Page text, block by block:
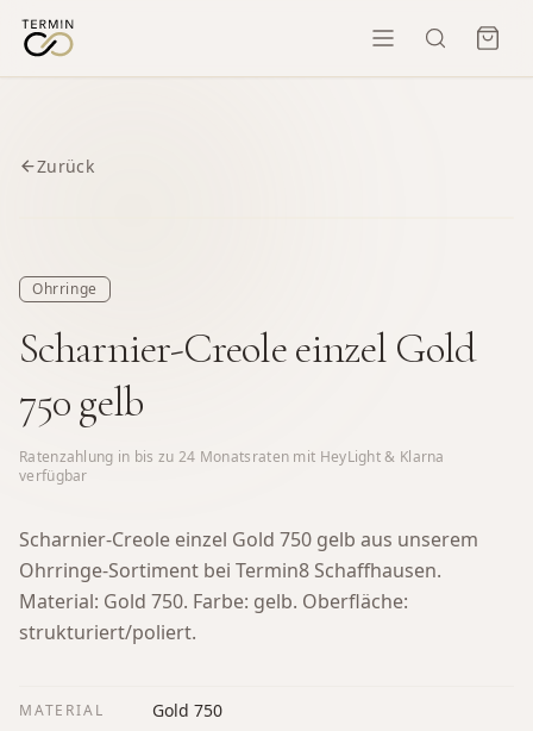
Zurück
Ohrringe
Scharnier-Creole einzel Gold
750 gelb
Ratenzahlung in bis zu 24 Monatsraten mit HeyLight & Klarna
verfügbar
Scharnier-Creole einzel Gold 750 gelb aus unserem
Ohrringe-Sortiment bei Termin8 Schaffhausen.
Material: Gold 750. Farbe: gelb. Oberfläche:
strukturiert/poliert.
MATERIAL Gold 750